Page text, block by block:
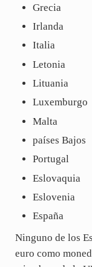
Grecia
Irlanda
Italia
Letonia
Lituania
Luxemburgo
Malta
países Bajos
Portugal
Eslovaquia
Eslovenia
España
Ninguno de los
euro como